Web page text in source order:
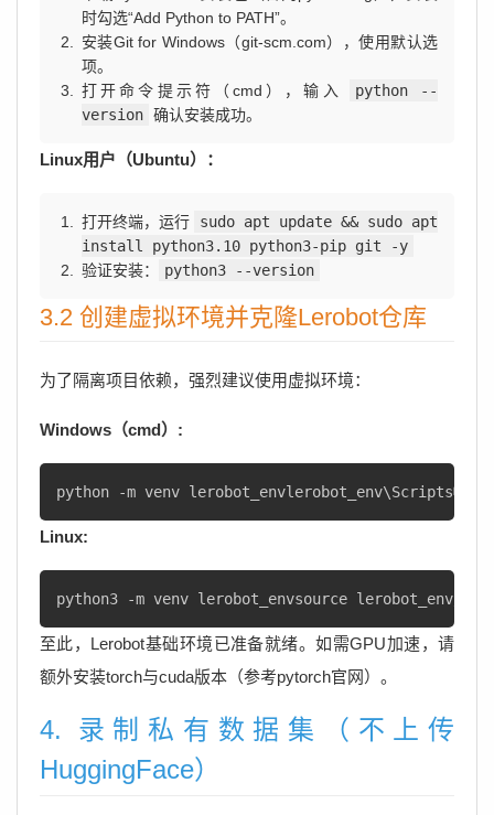
时勾选“Add Python to PATH”。
安装Git for Windows（git-scm.com），使用默认选
项。
打开命令提示符（cmd），输入
python --
version 确认安装成功。
Linux用户（Ubuntu）：
打开终端，运行
sudo apt update && sudo apt
install python3.10 python3-pip git -y
验证安装：
python3 --version
3.2 创建虚拟环境并克隆Lerobot仓库
为了隔离项目依赖，强烈建议使用虚拟环境：
Windows（cmd）:
python -m venv
Linux:
python3 -m venv lerobot_envsource
至此，Lerobot基础环境已准备就绪。如需GPU加速，请
额外安装torch与cuda版本（参考pytorch官网）。
4. 录制私有数据集（不上传
HuggingFace）